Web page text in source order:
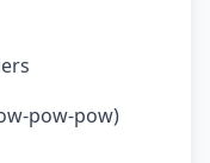
pow-pow)